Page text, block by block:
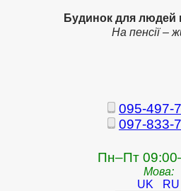
Будинок для людей
На пенсії –
095-497-
097-833-
Пн–Пт
Мова:
UK
RU